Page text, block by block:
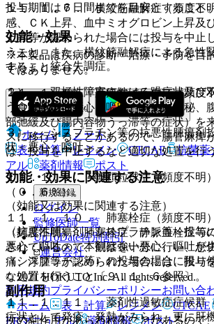
１１．１．７． 横紋筋融解症（頻度不
感、ＣＫ上昇、血中ミオグロビン上昇及
上昇等が認められた場合には投与を中止
うこと。また、横紋筋融解症による急性
すること。
１１．１．８． 麻痺性イレウス（頻度
（食欲不振、悪心・嘔吐、著しい便秘、
部弛緩及び腸内容物うっ滞等の症状）を
スに移行することがあるので、腸管麻痺
は、投与を中止するなど適切な処置を行
１１．１．９． 無顆粒球症（頻度不明
（０．６％）。
１１．１．１０． 肺塞栓症（頻度不明
（頻度不明）：肺塞栓症、静脈血栓症等
されているので、観察を十分に行い、息
痛、浮腫等が認められた場合には、投与
な処置を行うこと〔９．１．６参照〕。
１１．１．１１． 薬剤性過敏症症候群
症状として発疹、発熱がみられ、更に肝
投与期間は６日間までを目安とすること
効能・効果
１）． 統合失調症。
２）． 双極性障害における躁症状及び
うつ症状の改善。
３）． シスプラチン等の抗悪性腫瘍剤
状＜悪心・嘔吐＞。
効能・効果に関連する注意
（効能又は効果に関連する注意）
〈抗悪性腫瘍剤＜シスプラチン等＞投与
悪心・嘔吐＞〉本剤は強い悪心、嘔吐が
（シスプラチン等）の投与の場合に限り
副作用
次の副作用があらわれることがあるので
※本製品は疾病の診断・治療・予防を目
ではありません。
ホーム
ノート
表・計算
レジメン CTCAE 抗菌薬
アル
薬剤情報 ポスト
新規登録
ログイン
監修医師一覧
UpToDate特別割引
運営会社
© 2021 HOKUTO Inc. All rights reserved.
利用規約プライバシーポリシーお問い合
ホーム
表・計算 レジメン CTCAE
ERマニュアル
薬剤情報 ポスト